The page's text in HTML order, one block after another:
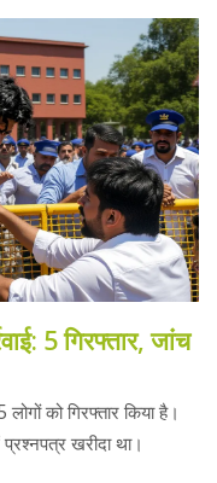
5 गिरफ्तार, जांच
को गिरफ्तार किया है।
खरीदा था।